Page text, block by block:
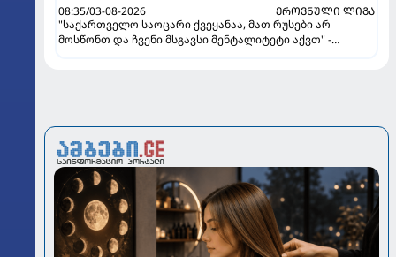
08:35/03-08-2026
ᲔᲠᲝᲕᲜᲣᲚᲘ ᲚᲘᲒᲐ
"საქართველო საოცარი ქვეყანაა, მათ რუსები არ
მოსწონთ და ჩვენი მსგავსი მენტალიტეტი აქვთ" -